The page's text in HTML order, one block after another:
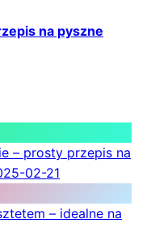
na pyszne
– prosty przepis na
02-21
– idealne na